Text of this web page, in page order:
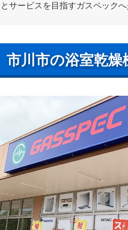
とサービスを目指すガスペック
市川市の浴室乾